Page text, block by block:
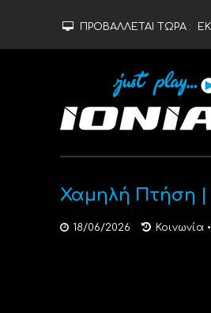
ΠΡΟΒΑΛΛΕΤΑΙ ΤΩΡΑ :
Χαμηλή Πτήση |
18/06/2026 Κοινωνία •